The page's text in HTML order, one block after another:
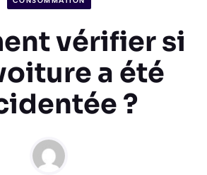
vérifier si
a été
?